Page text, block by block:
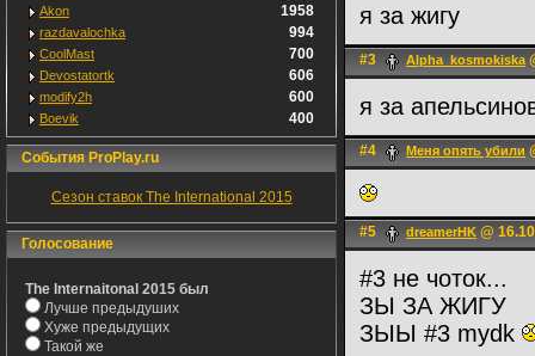
Akon 1958
razdavalochka 994
CoolMast 700
Devostatortk 606
modify2h 600
Boevik 400
События ProPlay.ru
Сезон ставок The International 2015
Голосование
The Internaitonal 2015 был
Лучше предыдуших
Хуже предыдущих
Такой же
я за жигу
#3 Alpha_kosmokiska
я за
#4 Меня опять убили
#5 dreamerHK @
#3 не чоток...
ЗЫ ЗА ЖИГУ
ЗЫЫ #3 mydk